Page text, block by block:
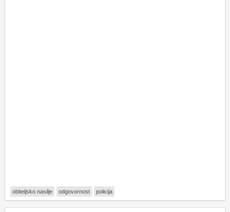
obiteljsko nasilje odgovornost policija